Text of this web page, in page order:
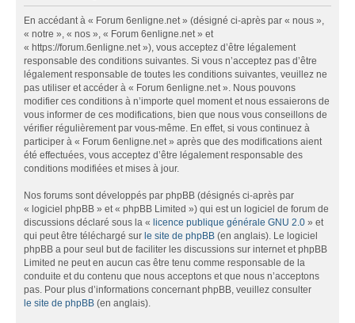
En accédant à « Forum 6enligne.net » (désigné ci-après par « nous »,
« notre », « nos », « Forum 6enligne.net » et
« https://forum.6enligne.net »), vous acceptez d’être légalement
responsable des conditions suivantes. Si vous n’acceptez pas d’être
légalement responsable de toutes les conditions suivantes, veuillez ne
pas utiliser et accéder à « Forum 6enligne.net ». Nous pouvons
modifier ces conditions à n’importe quel moment et nous essaierons de
vous informer de ces modifications, bien que nous vous conseillons de
vérifier régulièrement par vous-même. En effet, si vous continuez à
participer à « Forum 6enligne.net » après que des modifications aient
été effectuées, vous acceptez d’être légalement responsable des
conditions modifiées et mises à jour.
Nos forums sont développés par phpBB (désignés ci-après par
« logiciel phpBB » et « phpBB Limited ») qui est un logiciel de forum de
discussions déclaré sous la « licence publique générale GNU 2.0 » et
qui peut être téléchargé sur le site de phpBB (en anglais). Le logiciel
phpBB a pour seul but de faciliter les discussions sur internet et phpBB
Limited ne peut en aucun cas être tenu comme responsable de la
conduite et du contenu que nous acceptons et que nous n’acceptons
pas. Pour plus d’informations concernant phpBB, veuillez consulter
le site de phpBB (en anglais).